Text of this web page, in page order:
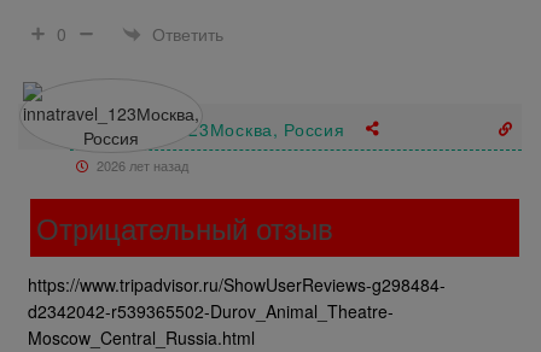
0
Ответить
innatravel_123Москва, Россия
2026 лет назад
Отрицательный отзыв
https://www.tripadvisor.ru/ShowUserReviews-g298484-
d2342042-r539365502-Durov_Animal_Theatre-
Moscow_Central_Russia.html